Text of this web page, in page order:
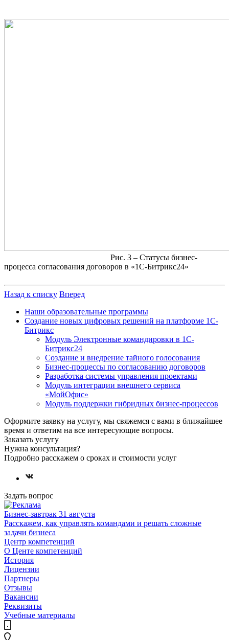
Рис. 3 – Статусы бизнес-
процесса согласования договоров в «1С-Битрикс24»
Назад к списку Вперед
Наши образовательные программы
Создание новых цифровых решений на платформе 1С-
Битрикс
Модуль Электронные командировки в 1С-
Битрикс24
Создание и внедрение тайного голосования
Бизнес-процессы по согласованию договоров
Разработка системы управления проектами
Модуль интеграции внешнего сервиса
«МойОфис»
Модуль поддержки гибридных бизнес-процессов
Оформите заявку на услугу, мы свяжемся с вами в ближайшее
время и ответим на все интересующие вопросы.
Заказать услугу
Нужна консультация?
Подробно расскажем о сроках и стоимости услуг
Задать вопрос
Бизнес-завтрак 31 августа
Расскажем, как управлять командами и решать сложные
задачи бизнеса
Центр компетенций
О Центе компетенций
История
Лицензии
Партнеры
Отзывы
Вакансии
Реквизиты
Учебные материалы